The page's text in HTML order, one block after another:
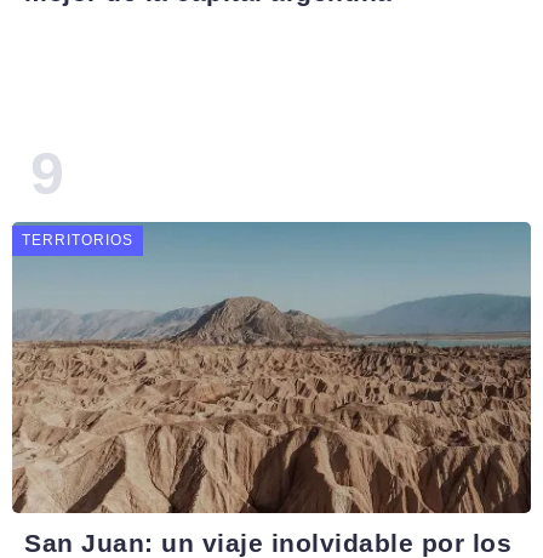
TERRITORIOS
San Juan: un viaje inolvidable por los